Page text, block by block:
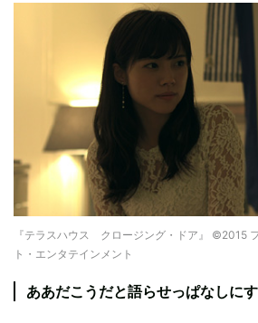
『テラスハウス クロージング・ドア』 ©2015
ト・エンタテインメント
ああだこうだと語らせっぱなしに